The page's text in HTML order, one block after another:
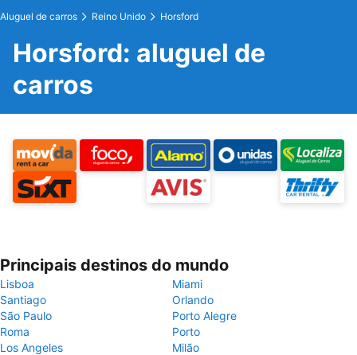
Aluguel de carros Reino Unido Horsford
Horsford: aluguel de
carros
Principais destinos do mundo
Lisboa
Miami
Santiago
Orlando
São Paulo
Porto Alegre
Roma
Porto
Los Angeles
Milão